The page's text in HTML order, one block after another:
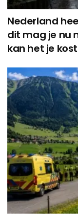
Nederland
dit mag je nu
kan het je